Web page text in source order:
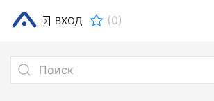
ВХОД (0)